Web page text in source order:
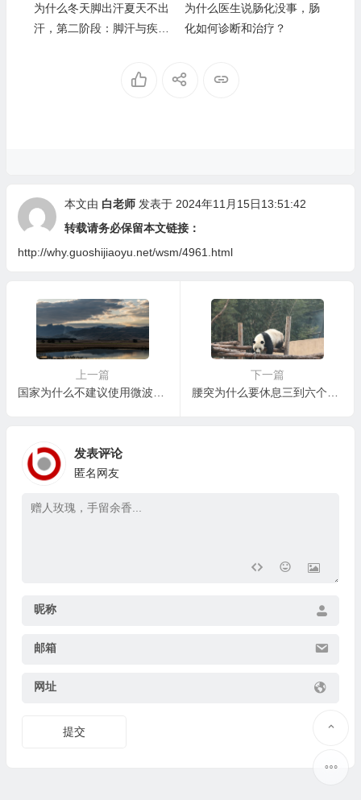
为什么冬天脚出汗夏天不出
汗，第二阶段：脚汗与疾病
为什么医生说肠化没事，肠
化如何诊断和治疗？
本文由 白老师发表于 2024年11月15日13:51:42
转载请务必保留本文链接：
http://why.guoshijiaoyu.net/wsm/4961.html
上一篇
下一篇
发表评论
匿名网友
昵称
邮箱
网址
提交